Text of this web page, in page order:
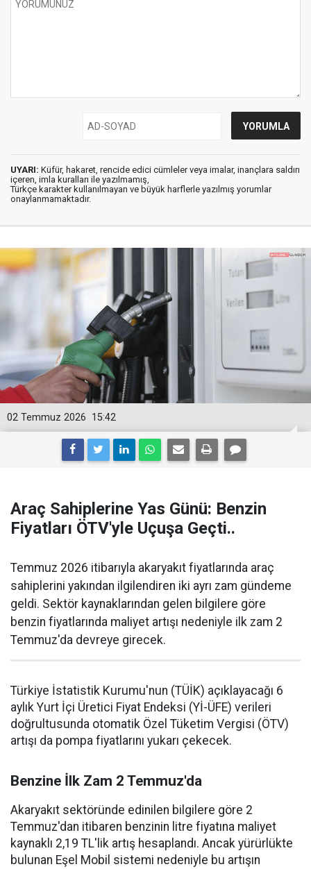
UYARI: Küfür, hakaret, rencide edici cümleler veya imalar, inançlara saldırı
içeren, imla kuralları ile yazılmamış,
Türkçe karakter kullanılmayan ve büyük harflerle yazılmış yorumlar
onaylanmamaktadır.
15:42
02 Temmuz 2026
Araç Sahiplerine Yas Günü: Benzin
Fiyatları ÖTV'yle Uçuşa Geçti..
Temmuz 2026 itibarıyla akaryakıt fiyatlarında araç
sahiplerini yakından ilgilendiren iki ayrı zam gündeme
geldi. Sektör kaynaklarından gelen bilgilere göre
benzin fiyatlarında maliyet artışı nedeniyle ilk zam 2
Temmuz'da devreye girecek.
Türkiye İstatistik Kurumu'nun (TÜİK) açıklayacağı 6
aylık Yurt İçi Üretici Fiyat Endeksi (Yİ-ÜFE) verileri
doğrultusunda otomatik Özel Tüketim Vergisi (ÖTV)
artışı da pompa fiyatlarını yukarı çekecek.
Benzine İlk Zam 2 Temmuz'da
Akaryakıt sektöründe edinilen bilgilere göre 2
Temmuz'dan itibaren benzinin litre fiyatına maliyet
kaynaklı 2,19 TL'lik artış hesaplandı. Ancak yürürlükte
bulunan Eşel Mobil sistemi nedeniyle bu artışın